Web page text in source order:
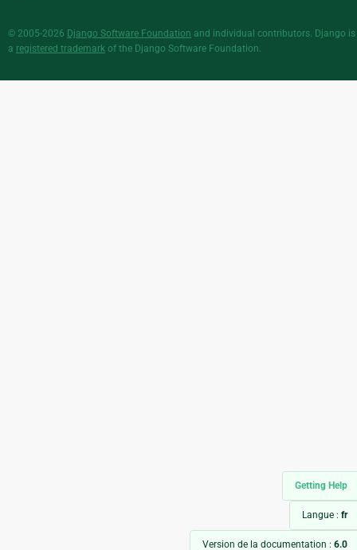
Getting Help
Langue : fr
Version de la documentation : 6.0
© 2005-2026 Django Software Foundation and individual contributors. Django is
a registered trademark of the Django Software Foundation.